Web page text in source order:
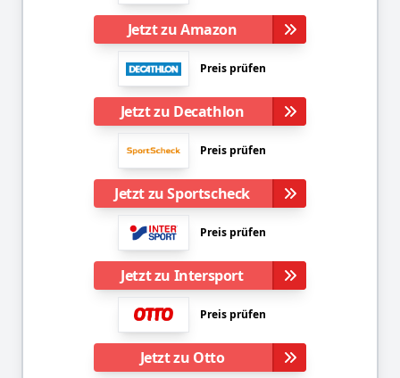
Jetzt zu Amazon
Preis prüfen
Jetzt zu Decathlon
Preis prüfen
Jetzt zu Sportscheck
Preis prüfen
Jetzt zu Intersport
Preis prüfen
Jetzt zu Otto